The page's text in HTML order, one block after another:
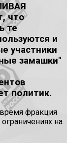
что
те
и
участники
замашки"
политик.
фракция
на